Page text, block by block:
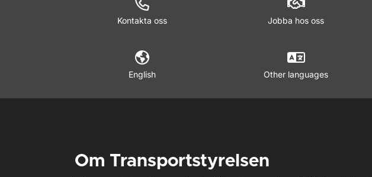
Kontakta oss Jobba hos oss
English Other languages
Om Transportstyrelsen